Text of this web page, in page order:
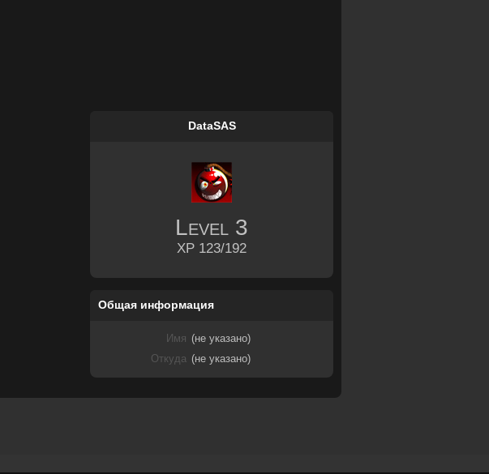
DataSAS
Level 3
XP 123/192
Общая информация
Имя (не указано)
Откуда (не указано)